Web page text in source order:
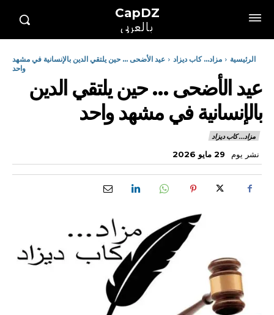
CapDZ
بالعربي
الرئيسية مزاد... كاب ديزاد
عيد الأضحى ... حين يلتقي الدين بالإنسانية في مشهد
واحد
عيد الأضحى … حين يلتقي الدين
بالإنسانية في مشهد واحد
مزاد... كاب ديزاد
نشر يوم 29 مايو 2026